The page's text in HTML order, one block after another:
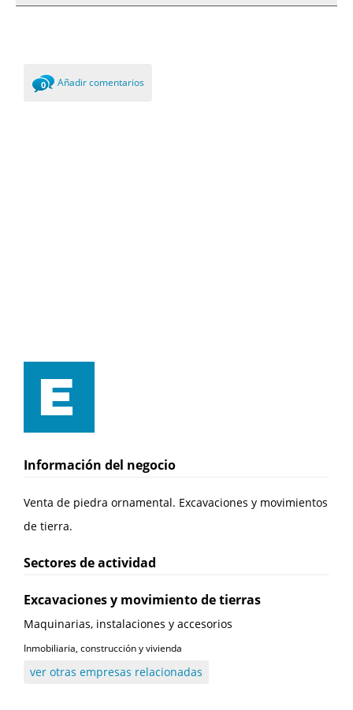
0 Añadir comentarios
Información del negocio
Venta de piedra ornamental. Excavaciones y movimientos
de tierra.
Sectores de actividad
Excavaciones y movimiento de tierras
Maquinarias, instalaciones y accesorios
Inmobiliaria, construcción y vivienda
ver otras empresas relacionadas